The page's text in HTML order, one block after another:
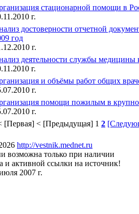
стационарной помощи в
г.
достоверности отчетной
год
г.
деятельности службы медицины
г.
и объёмы работ общих
г.
помощи пожилым в
г.
[Первая] < [Предыдущая] 1 2
http://vestnik.mednet.ru
возможна только при наличии
и активной ссылки на источник!
2007 г.